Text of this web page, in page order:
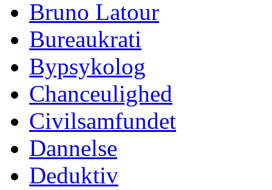
Bruno Latour
Bureaukrati
Bypsykolog
Chanceulighed
Civilsamfundet
Dannelse
Deduktiv